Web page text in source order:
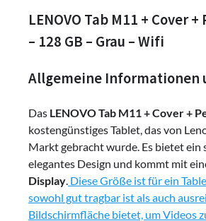
LENOVO Tab M11 + Cover
– 128 GB – Grau – Wifi
Allgemeine Informationen
Das LENOVO Tab M11 + Cover +
kostengünstiges Tablet, das von
Markt gebracht wurde. Es bietet ein
elegantes Design und kommt mit
Display. Diese Größe ist für ein
sowohl gut tragbar ist als auch
Bildschirmfläche bietet, um Videos